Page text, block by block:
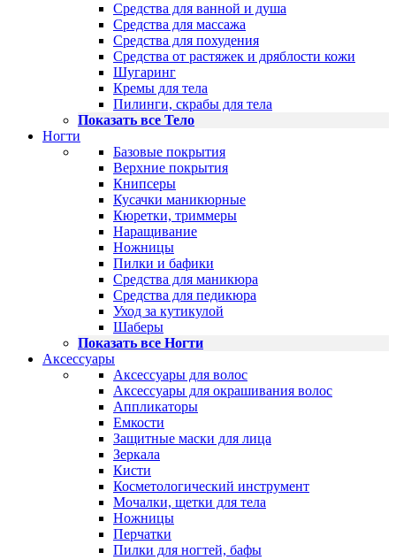
Средства для ванной и душа
Средства для массажа
Средства для похудения
Средства от растяжек и дряблости кожи
Шугаринг
Кремы для тела
Пилинги, скрабы для тела
Показать все Тело
Ногти
Базовые покрытия
Верхние покрытия
Книпсеры
Кусачки маникюрные
Кюретки, триммеры
Наращивание
Ножницы
Пилки и бафики
Средства для маникюра
Средства для педикюра
Уход за кутикулой
Шаберы
Показать все Ногти
Аксессуары
Аксессуары для волос
Аксессуары для окрашивания волос
Аппликаторы
Емкости
Защитные маски для лица
Зеркала
Кисти
Косметологический инструмент
Мочалки, щетки для тела
Ножницы
Перчатки
Пилки для ногтей, бафы